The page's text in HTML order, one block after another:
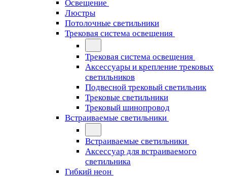
Освещение
Люстры
Потолочные светильники
Трековая система освещения
Трековая система освещения
Аксессуары и крепление трековых
светильников
Подвесной трековый светильник
Трековые светильники
Трековый шинопровод
Встраиваемые светильники
Встраиваемые светильники
Аксессуар для встраиваемого
светильника
Гибкий неон